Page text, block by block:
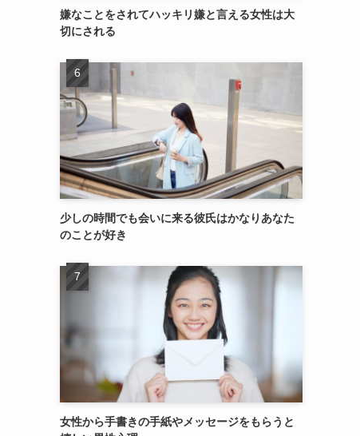
嫌なことをされてハッキリ嫌と言える女性は大
切にされる
少しの時間でも会いに来る彼氏はかなりあなた
のことが好き
女性から手書きの手紙やメッセージをもらうと